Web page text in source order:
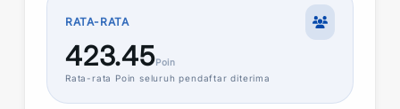
RATA-RATA
423.45Poin
Rata-rata Poin seluruh pendaftar diterima